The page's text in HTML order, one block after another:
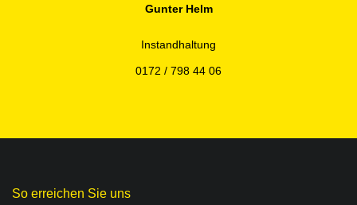
Gunter Helm
Instandhaltung
0172 / 798 44 06
So erreichen Sie uns